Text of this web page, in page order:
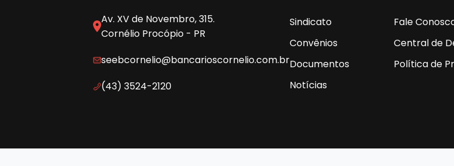
Av. XV de Novembro, 315.
Cornélio Procópio - PR
seebcornelio@bancarioscornelio.com.br
(43) 3524-2120
Sindicato
Convênios
Documentos
Notícias
Fale
Central de
Política de